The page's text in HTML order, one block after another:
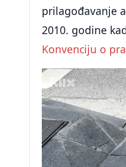
prilagođavanje
2010. godine
Konvenciju o